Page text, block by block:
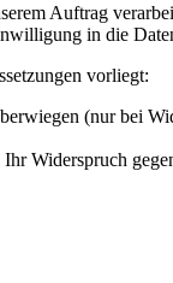
Auftrag
in die
vorliegt:
(nur bei
Widerspruch